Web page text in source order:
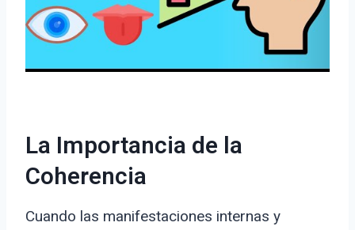
La Importancia de la
Coherencia
Cuando las manifestaciones internas y